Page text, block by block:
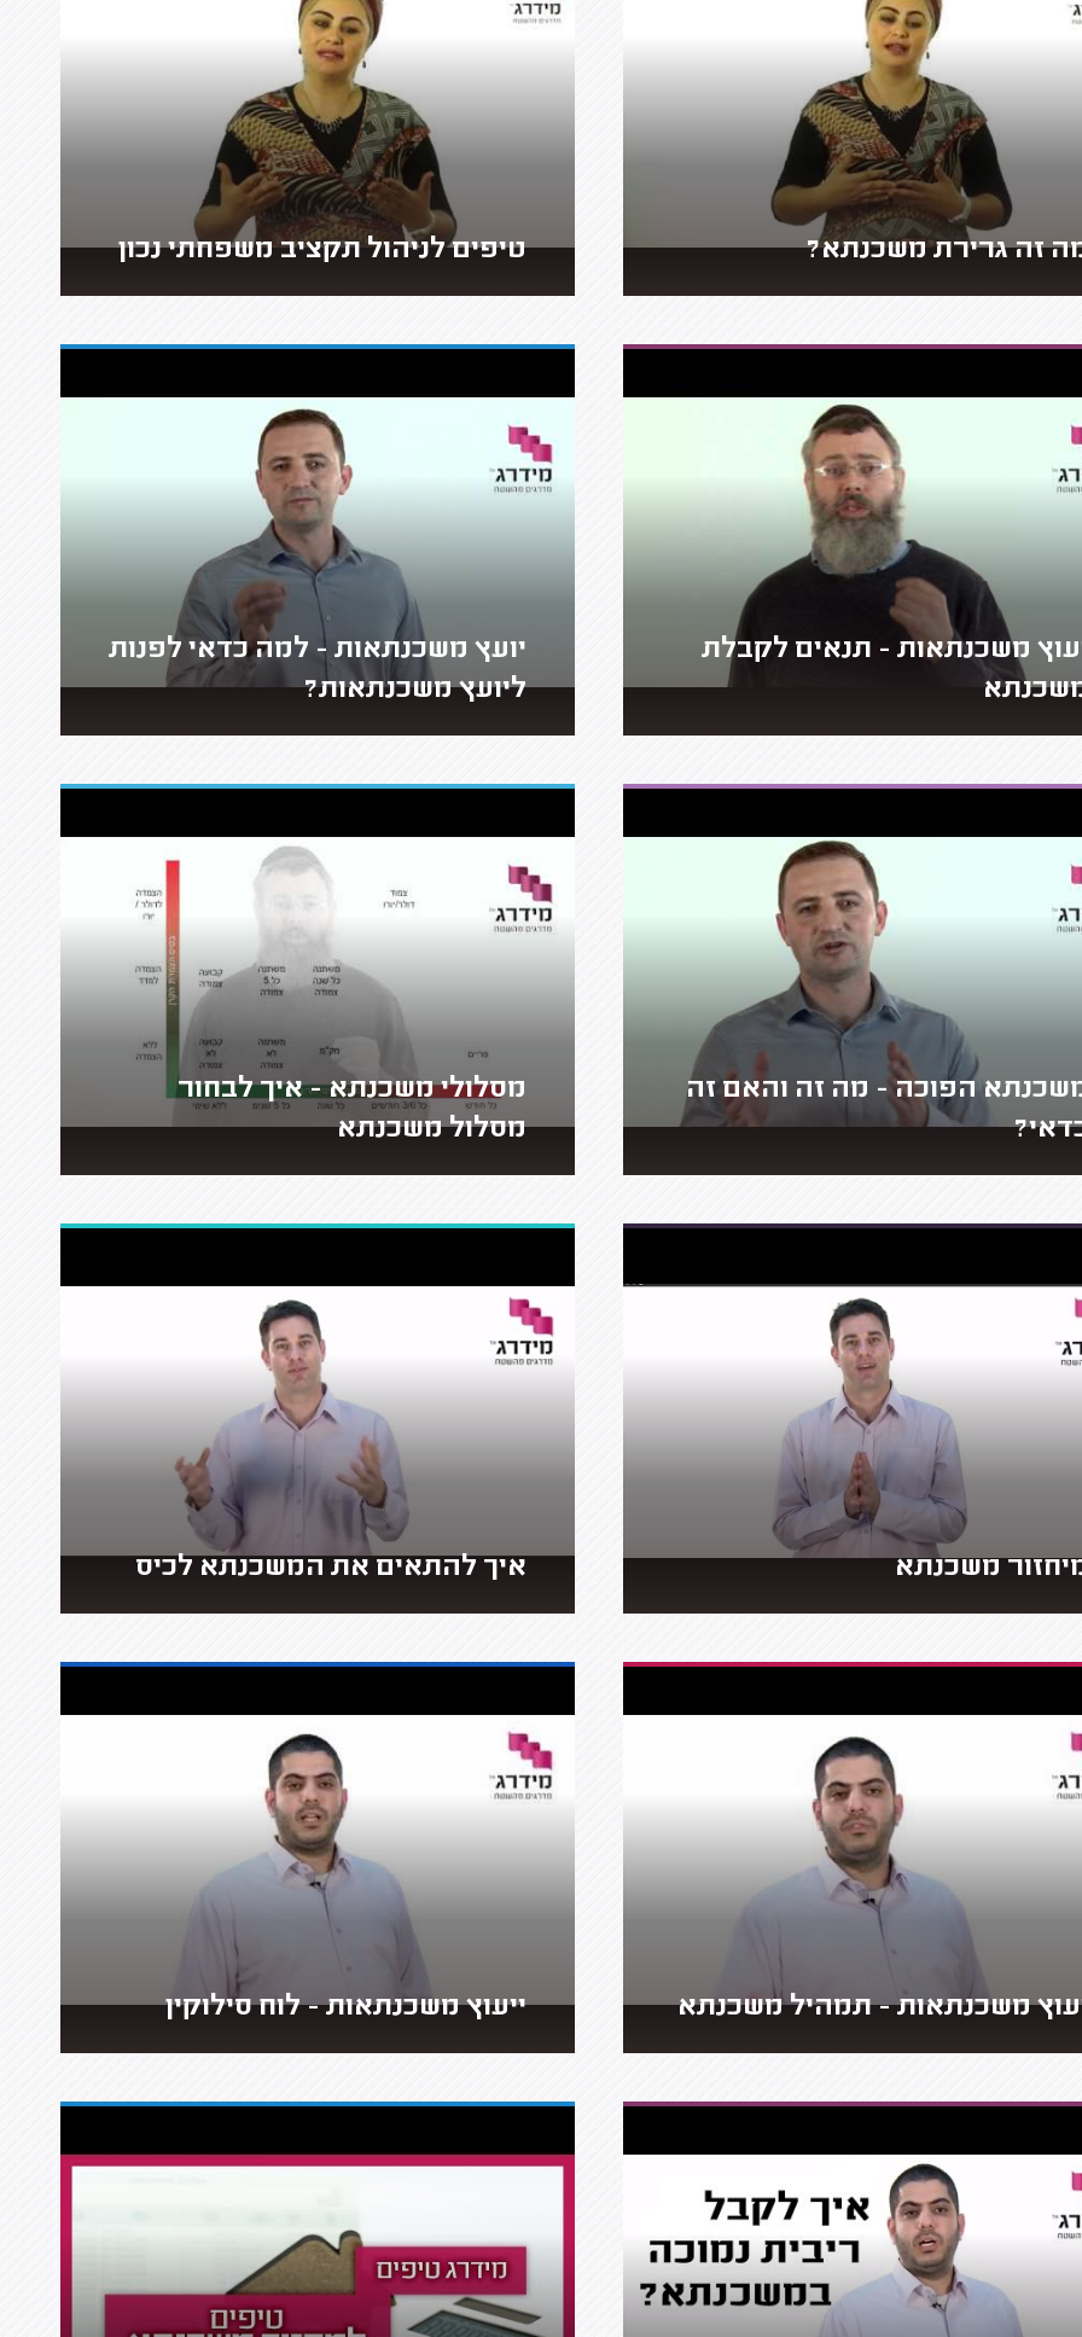
זה גרירת משכנתא? טיפים לניהול תקציב משפחתי נכון
משכנתאות - תנאים לקבלת
יועץ משכנתאות - למה כדאי לפנות
ליועץ משכנתאות?
הפוכה - מה זה והאם זה
מסלולי משכנתא - איך לבחור
מסלול משכנתא
משכנתא איך להתאים את המשכנתא לכיס
משכנתאות - תמהיל משכנתא ייעוץ משכנתאות - לוח סילוקין